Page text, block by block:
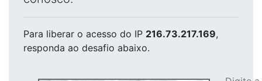
Para liberar o acesso do IP 216.73.217.169,
responda ao desafio abaixo.